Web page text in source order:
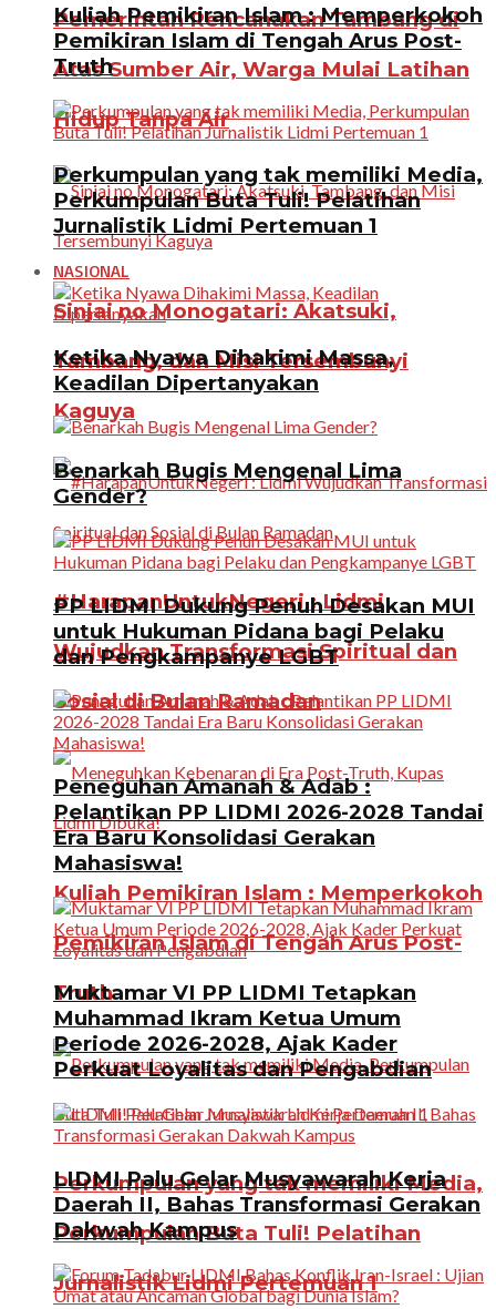
Pemerintah Rencanakan Tambang di
Atas Sumber Air, Warga Mulai Latihan
Hidup Tanpa Air
Sinjai no Monogatari: Akatsuki,
Tambang, dan Misi Tersembunyi
Kaguya
#HarapanUntukNegeri : Lidmi
Wujudkan Transformasi Spiritual dan
Sosial di Bulan Ramadan
Kuliah Pemikiran Islam : Memperkokoh
Pemikiran Islam di Tengah Arus Post-
Truth
Perkumpulan yang tak memiliki Media,
Perkumpulan Buta Tuli! Pelatihan
Jurnalistik Lidmi Pertemuan 1
Kuliah Pemikiran Islam : Memperkokoh
Pemikiran Islam di Tengah Arus Post-
Truth
Perkumpulan yang tak memiliki Media,
Perkumpulan Buta Tuli! Pelatihan
Jurnalistik Lidmi Pertemuan 1
NASIONAL
Ketika Nyawa Dihakimi Massa,
Keadilan Dipertanyakan
Benarkah Bugis Mengenal Lima
Gender?
PP LIDMI Dukung Penuh Desakan MUI
untuk Hukuman Pidana bagi Pelaku
dan Pengkampanye LGBT
Peneguhan Amanah & Adab :
Pelantikan PP LIDMI 2026-2028 Tandai
Era Baru Konsolidasi Gerakan
Mahasiswa!
Muktamar VI PP LIDMI Tetapkan
Muhammad Ikram Ketua Umum
Periode 2026-2028, Ajak Kader
Perkuat Loyalitas dan Pengabdian
LIDMI Palu Gelar Musyawarah Kerja
Daerah II, Bahas Transformasi Gerakan
Dakwah Kampus